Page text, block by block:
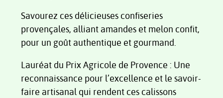
Savourez ces délicieuses confiseries
provençales, alliant amandes et melon confit,
pour un goût authentique et gourmand.
Lauréat du Prix Agricole de Provence : Une
reconnaissance pour l’excellence et le savoir-
faire artisanal qui rendent ces calissons